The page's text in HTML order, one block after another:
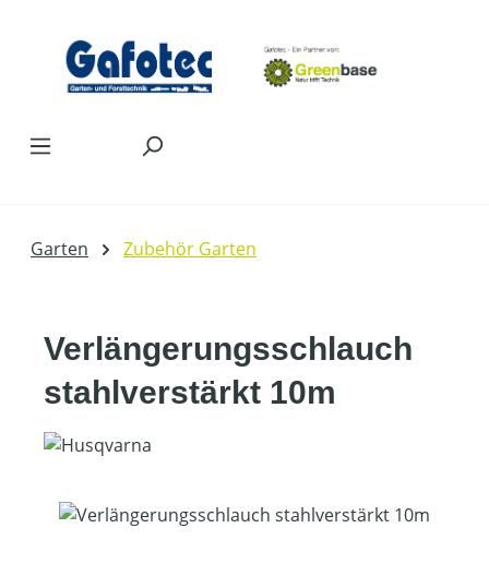
Garten Zubehör Garten
Verlängerungsschlauch
stahlverstärkt 10m
Bildergalerie überspringen